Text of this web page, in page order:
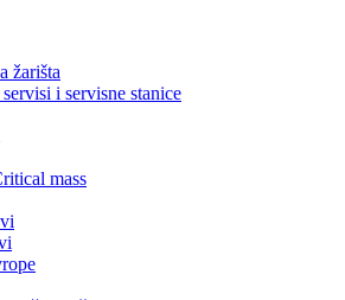
žarišta
i servisne stanice
mass